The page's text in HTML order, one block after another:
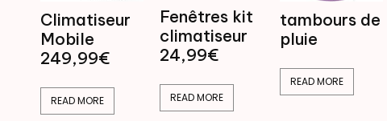
Climatiseur
Mobile
249,99€
READ MORE
Fenêtres kit
climatiseur
24,99€
READ MORE
tambours de
pluie
READ MORE